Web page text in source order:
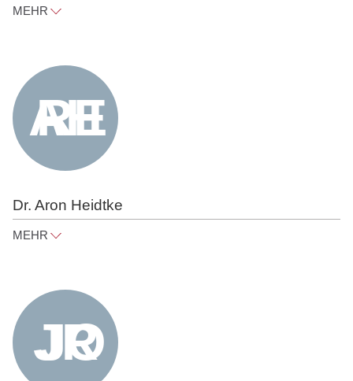
MEHR
Tel +49 30 818 550 320
Dr. Aron Heidtke
MEHR
Tel +49 30 818 550 303